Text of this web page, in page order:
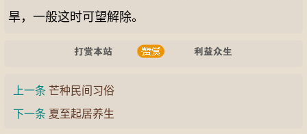
旱，一般这时可望解除。
上一条 芒种民间习俗
下一条 夏至起居养生